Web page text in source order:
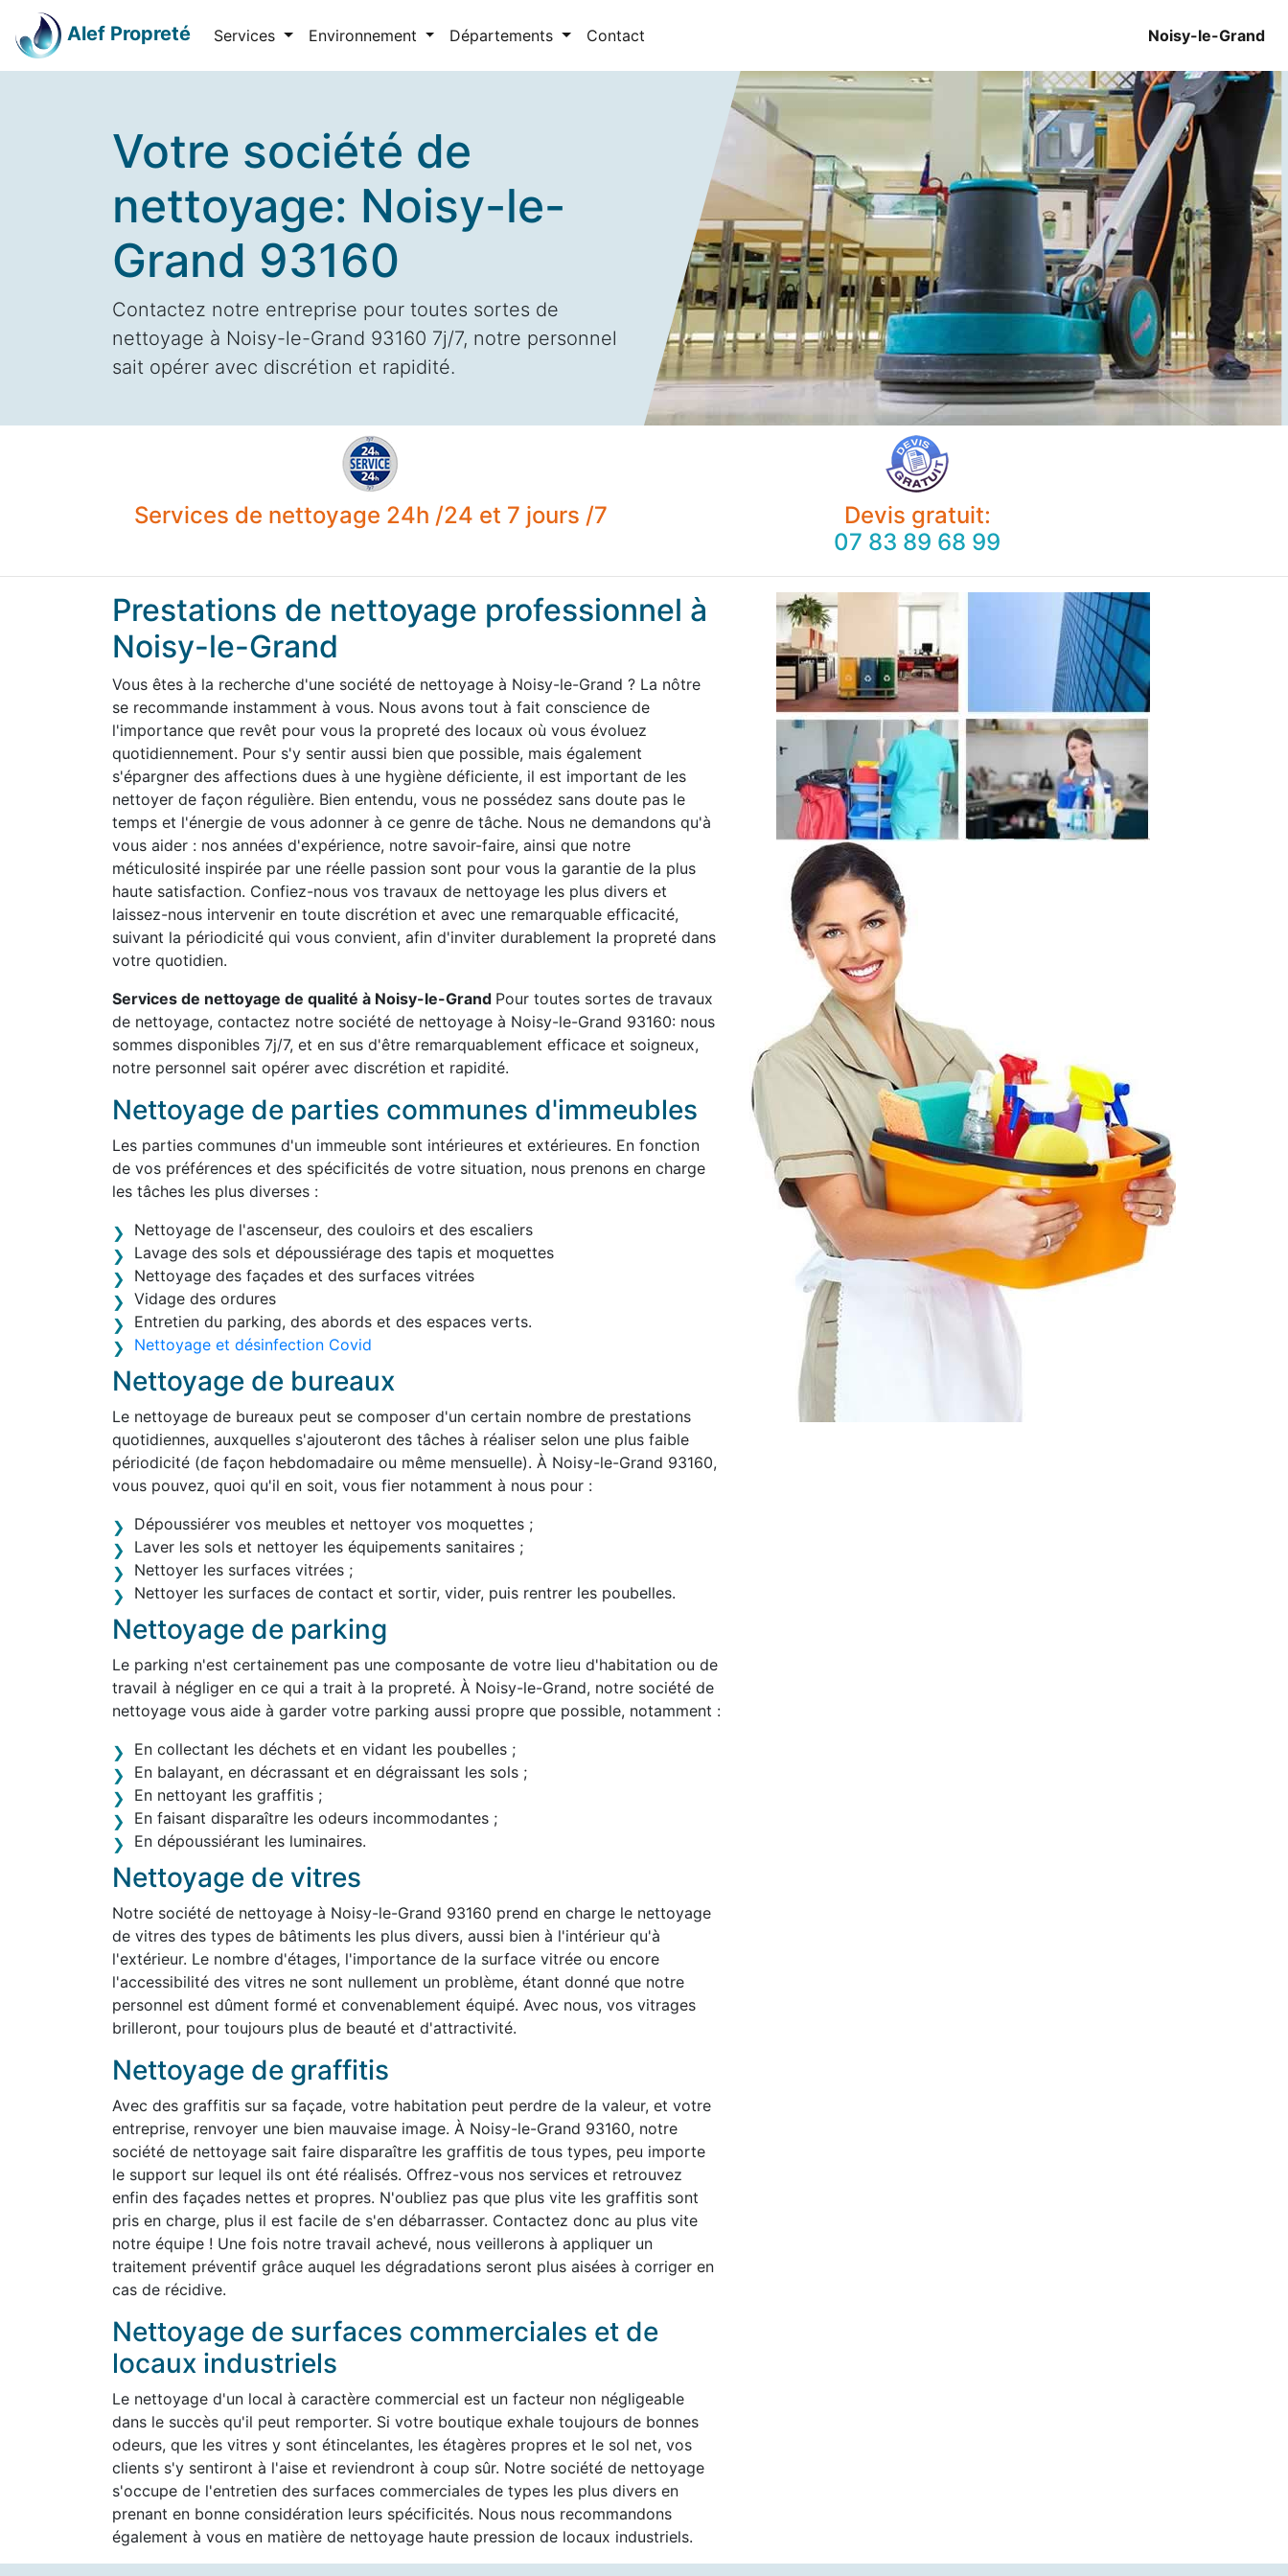
Alef Propreté Services Environnement Départements Contact Noisy-le-Grand
Votre société de
nettoyage: Noisy-le-
Grand 93160
Contactez notre entreprise pour toutes sortes de
nettoyage à Noisy-le-Grand 93160 7j/7, notre personnel
sait opérer avec discrétion et rapidité.
Services de nettoyage 24h /24 et 7 jours /7
Devis gratuit:
07 83 89 68 99
Prestations de nettoyage professionnel à
Noisy-le-Grand
Vous êtes à la recherche d'une société de nettoyage à Noisy-le-Grand ? La nôtre
se recommande instamment à vous. Nous avons tout à fait conscience de
l'importance que revêt pour vous la propreté des locaux où vous évoluez
quotidiennement. Pour s'y sentir aussi bien que possible, mais également
s'épargner des affections dues à une hygiène déficiente, il est important de les
nettoyer de façon régulière. Bien entendu, vous ne possédez sans doute pas le
temps et l'énergie de vous adonner à ce genre de tâche. Nous ne demandons qu'à
vous aider : nos années d'expérience, notre savoir-faire, ainsi que notre
méticulosité inspirée par une réelle passion sont pour vous la garantie de la plus
haute satisfaction. Confiez-nous vos travaux de nettoyage les plus divers et
laissez-nous intervenir en toute discrétion et avec une remarquable efficacité,
suivant la périodicité qui vous convient, afin d'inviter durablement la propreté dans
votre quotidien.
Services de nettoyage de qualité à Noisy-le-Grand Pour toutes sortes de travaux
de nettoyage, contactez notre société de nettoyage à Noisy-le-Grand 93160: nous
sommes disponibles 7j/7, et en sus d'être remarquablement efficace et soigneux,
notre personnel sait opérer avec discrétion et rapidité.
Nettoyage de parties communes d'immeubles
Les parties communes d'un immeuble sont intérieures et extérieures. En fonction
de vos préférences et des spécificités de votre situation, nous prenons en charge
les tâches les plus diverses :
Nettoyage de l'ascenseur, des couloirs et des escaliers
Lavage des sols et dépoussiérage des tapis et moquettes
Nettoyage des façades et des surfaces vitrées
Vidage des ordures
Entretien du parking, des abords et des espaces verts.
Nettoyage et désinfection Covid
Nettoyage de bureaux
Le nettoyage de bureaux peut se composer d'un certain nombre de prestations
quotidiennes, auxquelles s'ajouteront des tâches à réaliser selon une plus faible
périodicité (de façon hebdomadaire ou même mensuelle). À Noisy-le-Grand 93160,
vous pouvez, quoi qu'il en soit, vous fier notamment à nous pour :
Dépoussiérer vos meubles et nettoyer vos moquettes ;
Laver les sols et nettoyer les équipements sanitaires ;
Nettoyer les surfaces vitrées ;
Nettoyer les surfaces de contact et sortir, vider, puis rentrer les poubelles.
Nettoyage de parking
Le parking n'est certainement pas une composante de votre lieu d'habitation ou de
travail à négliger en ce qui a trait à la propreté. À Noisy-le-Grand, notre société de
nettoyage vous aide à garder votre parking aussi propre que possible, notamment :
En collectant les déchets et en vidant les poubelles ;
En balayant, en décrassant et en dégraissant les sols ;
En nettoyant les graffitis ;
En faisant disparaître les odeurs incommodantes ;
En dépoussiérant les luminaires.
Nettoyage de vitres
Notre société de nettoyage à Noisy-le-Grand 93160 prend en charge le nettoyage
de vitres des types de bâtiments les plus divers, aussi bien à l'intérieur qu'à
l'extérieur. Le nombre d'étages, l'importance de la surface vitrée ou encore
l'accessibilité des vitres ne sont nullement un problème, étant donné que notre
personnel est dûment formé et convenablement équipé. Avec nous, vos vitrages
brilleront, pour toujours plus de beauté et d'attractivité.
Nettoyage de graffitis
Avec des graffitis sur sa façade, votre habitation peut perdre de la valeur, et votre
entreprise, renvoyer une bien mauvaise image. À Noisy-le-Grand 93160, notre
société de nettoyage sait faire disparaître les graffitis de tous types, peu importe
le support sur lequel ils ont été réalisés. Offrez-vous nos services et retrouvez
enfin des façades nettes et propres. N'oubliez pas que plus vite les graffitis sont
pris en charge, plus il est facile de s'en débarrasser. Contactez donc au plus vite
notre équipe ! Une fois notre travail achevé, nous veillerons à appliquer un
traitement préventif grâce auquel les dégradations seront plus aisées à corriger en
cas de récidive.
Nettoyage de surfaces commerciales et de
locaux industriels
Le nettoyage d'un local à caractère commercial est un facteur non négligeable
dans le succès qu'il peut remporter. Si votre boutique exhale toujours de bonnes
odeurs, que les vitres y sont étincelantes, les étagères propres et le sol net, vos
clients s'y sentiront à l'aise et reviendront à coup sûr. Notre société de nettoyage
s'occupe de l'entretien des surfaces commerciales de types les plus divers en
prenant en bonne considération leurs spécificités. Nous nous recommandons
également à vous en matière de nettoyage haute pression de locaux industriels.